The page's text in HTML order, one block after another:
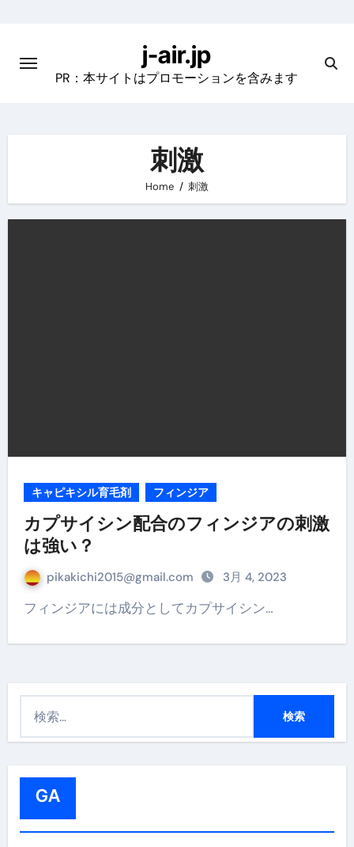
content
j-air.jp
PR：本サイトはプロモーションを含みます
刺激
Home 刺激
キャピキシル育毛剤 フィンジア
カプサイシン配合のフィンジアの刺激
は強い？
pikakichi2015@gmail.com 3月 4, 2023
フィンジアには成分としてカプサイシン…
GA